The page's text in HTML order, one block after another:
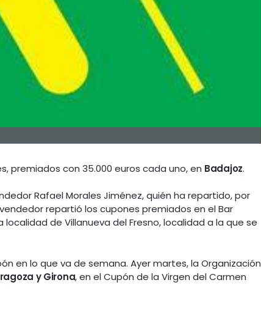
premiados con 35.000 euros cada uno, en Badajoz.
Rafael Morales Jiménez, quién ha repartido, por
repartió los cupones premiados en el Bar
localidad de Villanueva del Fresno, localidad a la que se
en lo que va de semana. Ayer martes, la Organización
y Girona, en el Cupón de la Virgen del Carmen